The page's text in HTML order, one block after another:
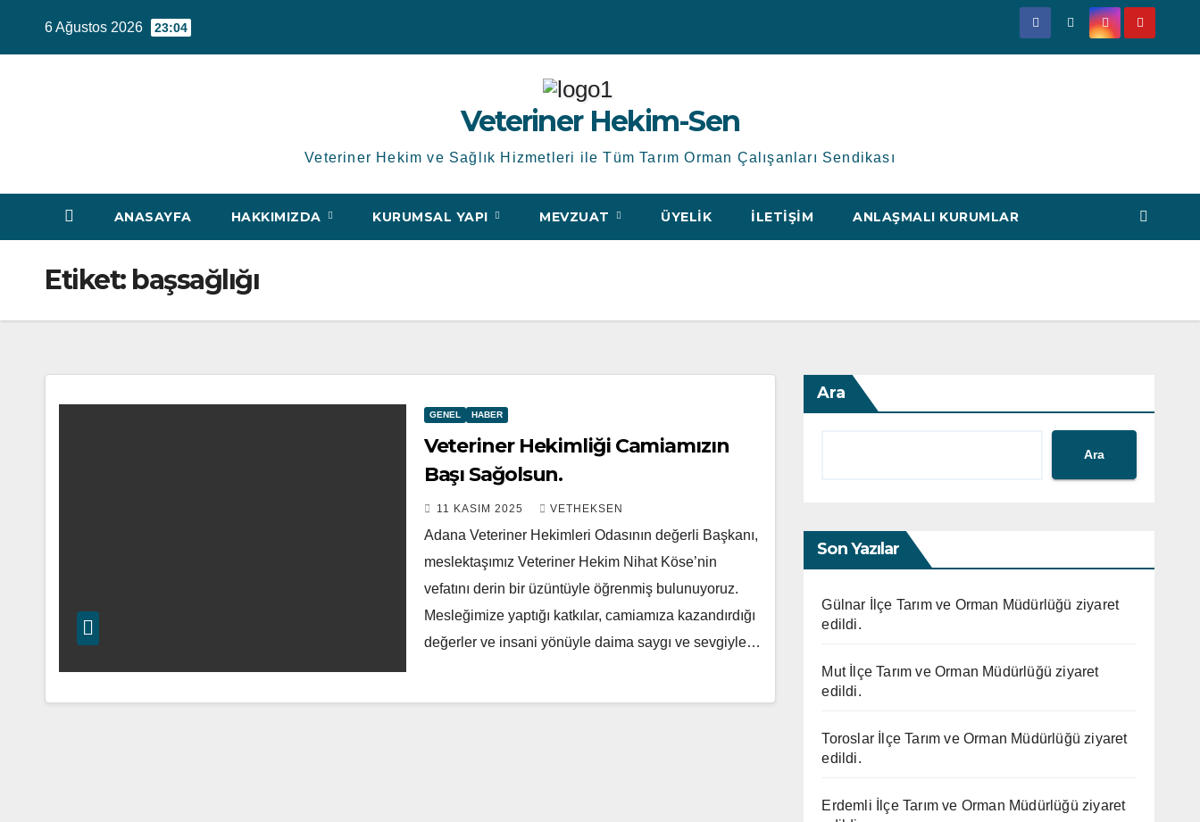
6 Ağustos 2026 23:04
Veteriner Hekim-Sen
Veteriner Hekim ve Sağlık Hizmetleri ile Tüm Tarım Orman Çalışanları Sendikası
ANASAYFA HAKKIMIZDA KURUMSAL YAPI MEVZUAT ÜYELIK İLETIŞIM ANLAŞMALI KURUMLAR
Etiket: başsağlığı
GENEL HABER
Veteriner Hekimliği Camiamızın
Başı Sağolsun.
11 KASIM 2025 VETHEKSEN
Adana Veteriner Hekimleri Odasının değerli Başkanı,
meslektaşımız Veteriner Hekim Nihat Köse’nin
vefatını derin bir üzüntüyle öğrenmiş bulunuyoruz.
Mesleğimize yaptığı katkılar, camiamıza kazandırdığı
değerler ve insani yönüyle daima saygı ve sevgiyle…
Ara
Ara
Son Yazılar
Gülnar İlçe Tarım ve Orman Müdürlüğü ziyaret
edildi.
Mut İlçe Tarım ve Orman Müdürlüğü ziyaret
edildi.
Toroslar İlçe Tarım ve Orman Müdürlüğü ziyaret
edildi.
Erdemli İlçe Tarım ve Orman Müdürlüğü ziyaret